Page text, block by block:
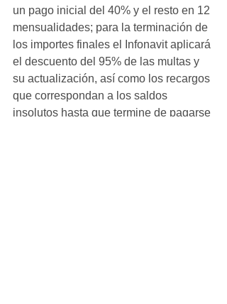
un pago inicial del 40% y el resto en 12
mensualidades; para la terminación de
los importes finales el Infonavit aplicará
el descuento del 95% de las multas y
su actualización, así como los recargos
que correspondan a los saldos
insolutos hasta que termine de pagarse